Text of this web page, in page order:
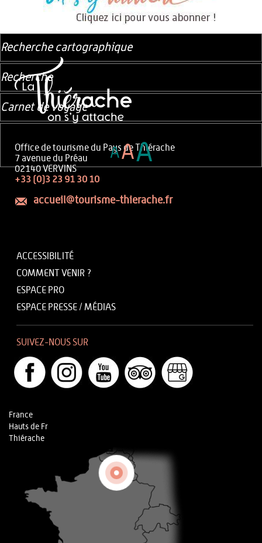
Office de tourisme du Pays de Thiérache
7 avenue du Préau
02140 VERVINS
+33 (0)3 23 91 30 10
accueil@tourisme-thierache.fr
ACCESSIBILITÉ
COMMENT VENIR ?
ESPACE PRO
ESPACE PRESSE / MÉDIAS
SUIVEZ-NOUS SUR
France
Hauts de Fr
Thiérache
Recherche cartographique
Recherche
Carnet de voyage
AAA